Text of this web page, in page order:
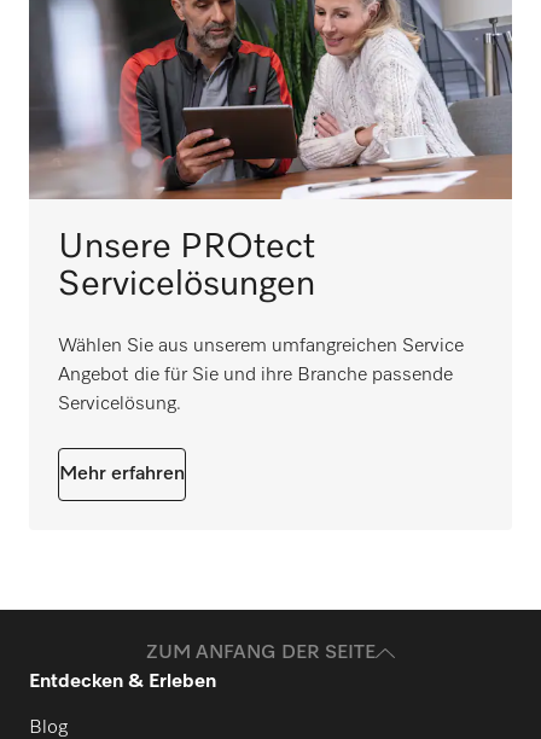
Unsere PROtect
Servicelösungen
Wählen Sie aus unserem umfangreichen Service
Angebot die für Sie und ihre Branche passende
Servicelösung.
Mehr erfahren
ZUM ANFANG DER SEITE
Entdecken & Erleben
Blog